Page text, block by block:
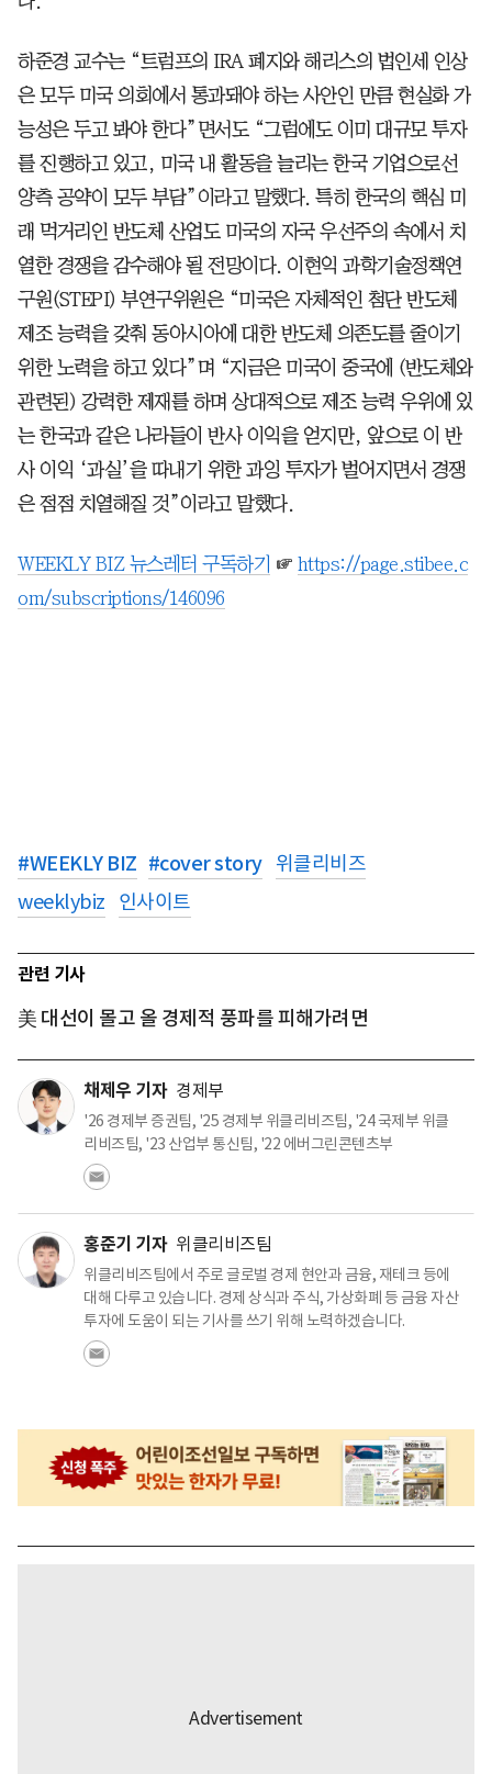
하준경 교수는 “트럼프의 IRA 폐지와 해리스의 법인세 인상
은 모두 미국 의회에서 통과돼야 하는 사안인 만큼 현실화 가
능성은 두고 봐야 한다”면서도 “그럼에도 이미 대규모 투자
를 진행하고 있고, 미국 내 활동을 늘리는 한국 기업으로선
양측 공약이 모두 부담”이라고 말했다. 특히 한국의 핵심 미
래 먹거리인 반도체 산업도 미국의 자국 우선주의 속에서 치
열한 경쟁을 감수해야 될 전망이다. 이현익 과학기술정책연
구원(STEPI) 부연구위원은 “미국은 자체적인 첨단 반도체
제조 능력을 갖춰 동아시아에 대한 반도체 의존도를 줄이기
위한 노력을 하고 있다”며 “지금은 미국이 중국에 (반도체와
관련된) 강력한 제재를 하며 상대적으로 제조 능력 우위에 있
는 한국과 같은 나라들이 반사 이익을 얻지만, 앞으로 이 반
사 이익 ‘과실’을 따내기 위한 과잉 투자가 벌어지면서 경쟁
은 점점 치열해질 것”이라고 말했다.
WEEKLY BIZ 뉴스레터 구독하기 ☞ https://page.stibee.c
om/subscriptions/146096
#WEEKLY BIZ #cover story 위클리비즈
weeklybiz
인사이트
관련 기사
美 대선이 몰고 올 경제적 풍파를 피해가려면
채제우 기자 경제부
'26 경제부 증권팀, '25 경제부 위클리비즈팀, '24 국제부 위클
리비즈팀, '23 산업부 통신팀, '22 에버그린콘텐츠부
홍준기 기자 위클리비즈팀
위클리비즈팀에서 주로 글로벌 경제 현안과 금융, 재테크 등에
대해 다루고 있습니다. 경제 상식과 주식, 가상화폐 등 금융 자산
투자에 도움이 되는 기사를 쓰기 위해 노력하겠습니다.